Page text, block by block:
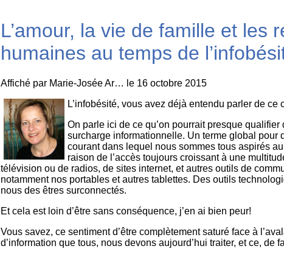
faisons
Rapports
de
recherche
Canadiens
monde
branché
L’amour, la vie de famille et les
humaines au temps de
Affiché par Marie-Josée Ar… le 16 octobre 2015
L’infobésité, vous avez déjà entendu parler de ce
On parle ici de ce qu’on pourrait presque
surcharge informationnelle. Un terme global pour
courant dans lequel nous sommes tous aspirés
raison de l’accès toujours croissant à une
télévision ou de radios, de sites internet, et autres outils de
notamment nos portables et autres tablettes. Des outils
nous des êtres surconnectés.
Et cela est loin d’être sans conséquence, j’en ai bien peur!
Vous savez, ce sentiment d’être complètement saturé face à
d’information que tous, nous devons aujourd’hui traiter, et ce, de